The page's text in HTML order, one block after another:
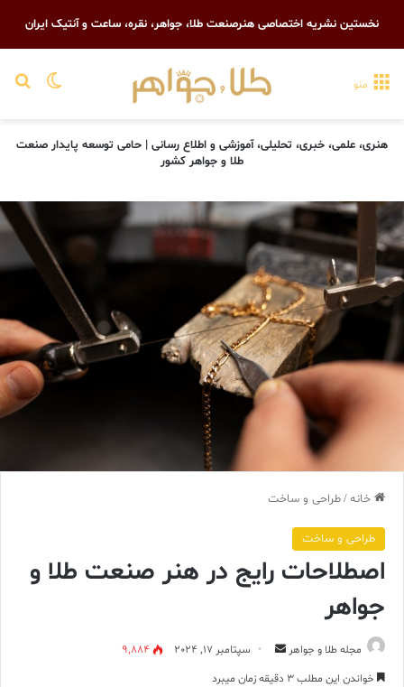
نخستین نشریه اختصاصی هنرصنعت طلا، جواهر، نقره، ساعت و آنتیک ایران
تغییر منو
هنری، علمی، خبری، تحلیلی، آموزشی و اطلاع رسانی | حامی توسعه پایدار صنعت
طلا و جواهر کشور
خانه/طراحی و ساخت
طراحی و ساخت
اصطلاحات رایج در هنر صنعت طلا و
جواهر
مجله طلا و جواهر
ارسال
سپتامبر 17, 2024
9,884
خواندن این مطلب 3 دقیقه زمان میبرد